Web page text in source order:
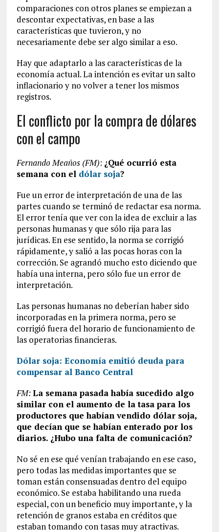
comparaciones con otros planes se empiezan a
descontar expectativas, en base a las
características que tuvieron, y no
necesariamente debe ser algo similar a eso.
Hay que adaptarlo a las características de la
economía actual. La intención es evitar un salto
inflacionario y no volver a tener los mismos
registros.
El conflicto por la compra de dólares
con el campo
Fernando Meaños (FM): ¿Qué ocurrió esta
semana con el dólar soja?
Fue un error de interpretación de una de las
partes cuando se terminó de redactar esa norma.
El error tenía que ver con la idea de excluir a las
personas humanas y que sólo rija para las
jurídicas. En ese sentido, la norma se corrigió
rápidamente, y salió a las pocas horas con la
corrección. Se agrandó mucho esto diciendo que
había una interna, pero sólo fue un error de
interpretación.
Las personas humanas no deberían haber sido
incorporadas en la primera norma, pero se
corrigió fuera del horario de funcionamiento de
las operatorias financieras.
Dólar soja: Economía emitió deuda para
compensar al Banco Central
FM:La semana pasada había sucedido algo
similar con el aumento de la tasa para los
productores que habían vendido dólar soja,
que decían que se habían enterado por los
diarios. ¿Hubo una falta de comunicación?
No sé en ese qué venían trabajando en ese caso,
pero todas las medidas importantes que se
toman están consensuadas dentro del equipo
económico. Se estaba habilitando una rueda
especial, con un beneficio muy importante, y la
retención de granos estaba en créditos que
estaban tomando con tasas muy atractivas.